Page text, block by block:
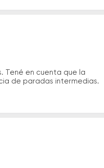
Tené en cuenta que la
de paradas intermedias.